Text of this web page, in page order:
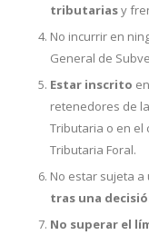
tributariasy
No incurrir en
General de
Estar inscrito
retenedores de
Tributaria o en el
Tributaria Foral.
No estar sujeta a
tras una
No superar el